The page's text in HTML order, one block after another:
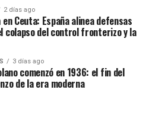
2 días ago
Ceuta: España alinea defensas
colapso del control fronterizo y la
3 días ago
comenzó en 1936: el fin del
de la era moderna